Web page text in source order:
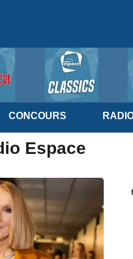
CONCOURS
Espace